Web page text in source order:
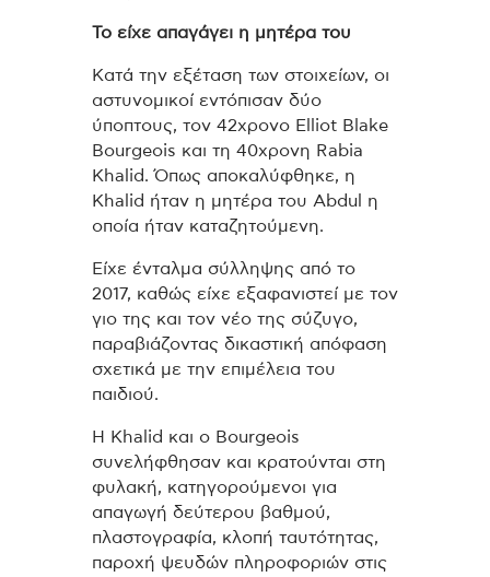
Το είχε απαγάγει η μητέρα του
Κατά την εξέταση των στοιχείων, οι
αστυνομικοί εντόπισαν δύο
ύποπτους, τον 42χρονο Elliot Blake
Bourgeois και τη 40χρονη Rabia
Khalid. Όπως αποκαλύφθηκε, η
Khalid ήταν η μητέρα του Abdul η
οποία ήταν καταζητούμενη.
Είχε ένταλμα σύλληψης από το
2017, καθώς είχε εξαφανιστεί με τον
γιο της και τον νέο της σύζυγο,
παραβιάζοντας δικαστική απόφαση
σχετικά με την επιμέλεια του
παιδιού.
Η Khalid και ο Bourgeois
συνελήφθησαν και κρατούνται στη
φυλακή, κατηγορούμενοι για
απαγωγή δεύτερου βαθμού,
πλαστογραφία, κλοπή ταυτότητας,
παροχή ψευδών πληροφοριών στις